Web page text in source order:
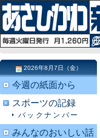
2026年8月7日（金）
今週の紙面から
スポーツの記録
バックナンバー
みんなのおいしい話